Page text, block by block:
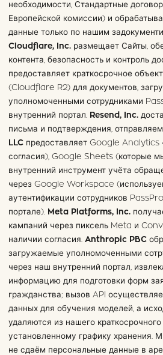
необходимости, Стандартные
Европейской комиссии) и
данные только по нашим
Cloudflare, Inc.размещает Сайты,
контента, безопасность и контроль
предоставляет краткосрочное
(Cloudflare R2) для документов,
уполномоченными сотрудниками
внутренний портал. Resend, Inc.
письма и подтверждения,
LLCпредоставляет Google Analytics
согласия), Google Sheets (которые
внутренний инструмент учёта
через Google Workspace
аутентификации сотрудников
портале). Meta Platforms, Inc.
кампаний через пиксель Meta и
наличии согласия. Anthropic PBC
загружаемые уполномоченными
через наш внутренний портал,
информацию для подготовки форм
гражданства; вызов API
данных для обучения моделей, а
удаляются из нашего
установленному графику хранения.
не сдаём персональные данные в